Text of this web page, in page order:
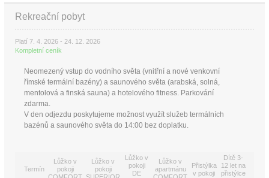
Rekreační pobyt
Platí 7. 4. 2026 - 24. 12. 2026
Kompletní ceník
Neomezený vstup do vodního světa (vnitřní a nové venkovní
římské termální bazény) a saunového světa (arabská, solná,
mentolová a finská sauna) a hotelového fitness. Parkování
zdarma.
V den odjezdu poskytujeme možnost využít služeb termálních
bazénů a saunového světa do 14:00 bez doplatku.
Termín
Lůžko v
pokoji
Lůžko v
pokoji
Lůžko v
pokoji
DE
Lůžko v
apartmánu
Přistýlka
v pokoji
Dítě 3-
12 let na
přistýlce